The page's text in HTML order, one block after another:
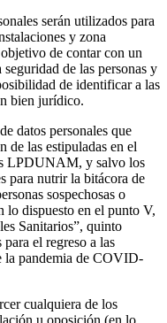
serán utilizados para
y zona
de contar con un
de las personas y
de identificar a las
bien jurídico.
datos personales que
de las estipuladas en el
LPDUNAM, y salvo los
para nutrir la bitácora de
sospechosas o
dispuesto en el punto V,
Sanitarios”, quinto
el regreso a las
la pandemia de COVID-
cualquiera de los